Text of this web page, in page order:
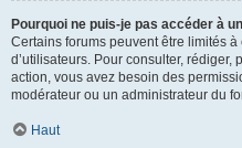
Pourquoi ne puis-je pas accéder à
Certains forums peuvent être limités
d’utilisateurs. Pour consulter, rédiger,
action, vous avez besoin des
modérateur ou un administrateur du
Haut